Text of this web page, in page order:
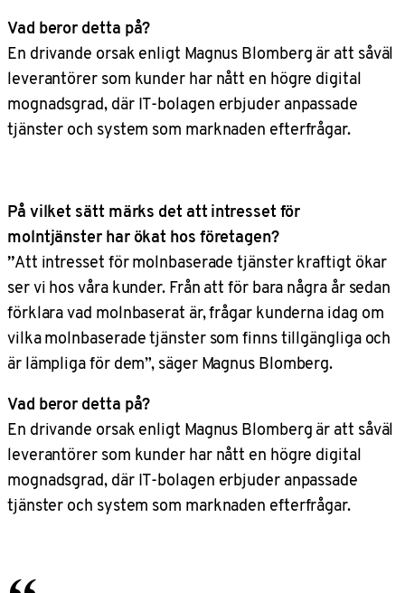
Vad beror detta på?
En drivande orsak enligt Magnus Blomberg är att såväl
leverantörer som kunder har nått en högre digital
mognadsgrad, där IT-bolagen erbjuder anpassade
tjänster och system som marknaden efterfrågar.
På vilket sätt märks det att intresset för
molntjänster har ökat hos företagen?
”Att intresset för molnbaserade tjänster kraftigt ökar
ser vi hos våra kunder. Från att för bara några år sedan
förklara vad molnbaserat är, frågar kunderna idag om
vilka molnbaserade tjänster som finns tillgängliga och
är lämpliga för dem”, säger Magnus Blomberg.
Vad beror detta på?
En drivande orsak enligt Magnus Blomberg är att såväl
leverantörer som kunder har nått en högre digital
mognadsgrad, där IT-bolagen erbjuder anpassade
tjänster och system som marknaden efterfrågar.